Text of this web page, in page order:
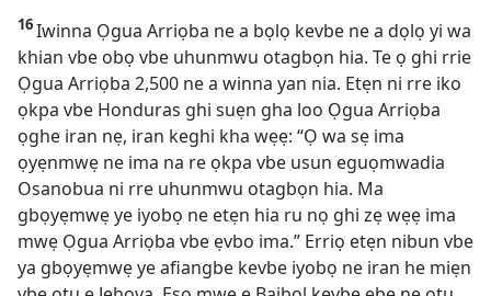
16Iwinna Ọgua Arriọba ne a bọlọ kevbe ne a dọlọ yi wa
khian vbe obọ vbe uhunmwu otagbọn hia. Te ọ ghi rrie
Ọgua Arriọba 2,500 ne a winna yan nia. Etẹn ni rre iko
ọkpa vbe Honduras ghi suẹn gha loo Ọgua Arriọba
ọghe iran nẹ, iran keghi kha wẹẹ: “Ọ wa sẹ ima
ọyẹnmwẹ ne ima na re ọkpa vbe usun eguọmwadia
Osanobua ni rre uhunmwu otagbọn hia. Ma
gbọyẹmwẹ ye iyobọ ne etẹn hia ru nọ ghi zẹ wẹẹ ima
mwẹ Ọgua Arriọba vbe ẹvbo ima.” Erriọ etẹn nibun vbe
ya gbọyẹmwẹ ye afiangbe kevbe iyobọ ne iran he miẹn